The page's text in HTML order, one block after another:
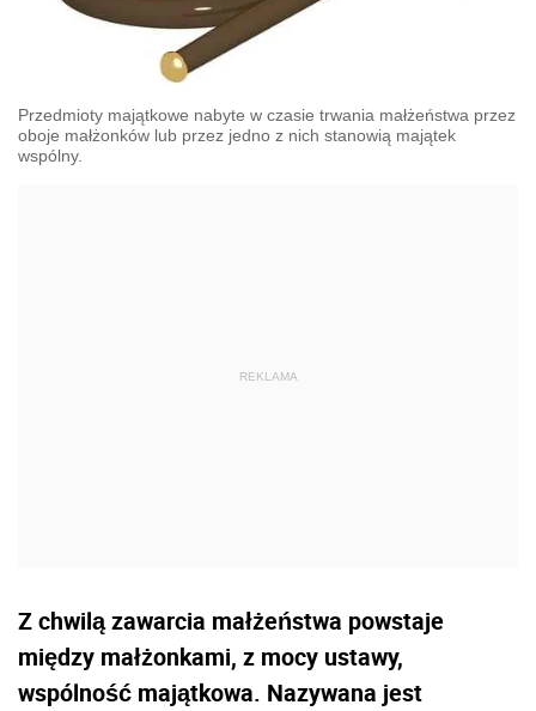
Przedmioty majątkowe nabyte w czasie trwania małżeństwa przez
oboje małżonków lub przez jedno z nich stanowią majątek
wspólny.
Z chwilą zawarcia małżeństwa powstaje
między małżonkami, z mocy ustawy,
wspólność majątkowa. Nazywana jest